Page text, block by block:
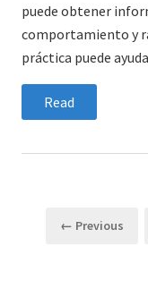
puede obtener
comportamiento y
práctica puede
Read
Paginación
← Previous